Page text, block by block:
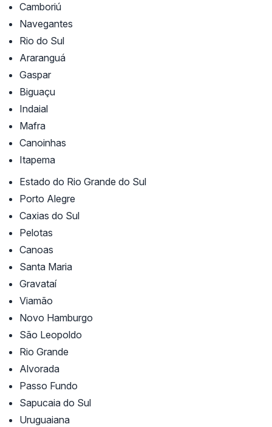
Camboriú
Navegantes
Rio do Sul
Araranguá
Gaspar
Biguaçu
Indaial
Mafra
Canoinhas
Itapema
Estado do Rio Grande do Sul
Porto Alegre
Caxias do Sul
Pelotas
Canoas
Santa Maria
Gravataí
Viamão
Novo Hamburgo
São Leopoldo
Rio Grande
Alvorada
Passo Fundo
Sapucaia do Sul
Uruguaiana